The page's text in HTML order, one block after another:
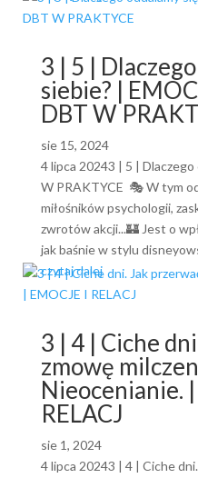
3 | 5 |
siebie? |
DBT W
sie 15, 2024
4 lipca 20243 | 5 |
W PRAKTYCE 🎭 W tym
miłośników psychologii,
zwrotów akcji...🏰 Jest o
jak baśnie w stylu
czytaj dalej
3 | 4 | Ciche
zmowę
Nieocenianie.
RELACJ
sie 1, 2024
4 lipca 20243 | 4 | Ciche